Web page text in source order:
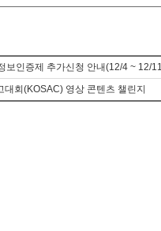
보인증제 추가신청 안내(12/4 ~ 12/
회(KOSAC) 영상 콘텐츠 챌린지